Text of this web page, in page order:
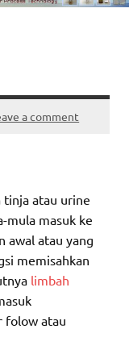
a comment
tinja atau urine
mula masuk ke
awal atau yang
memisahkan
limbah
folow atau